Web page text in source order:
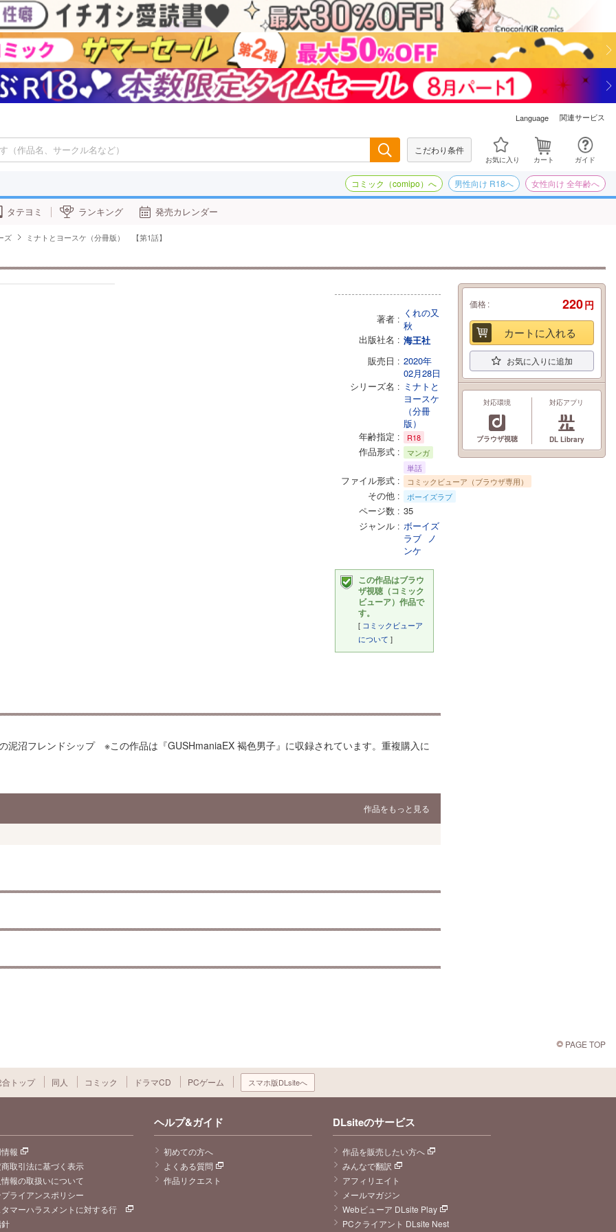
Language 関連サービス
こだわり条件
お気に入り カート ガイド
コミック（comipo）へ 男性向け R18へ 女性向け 全年齢へ
タテヨミ ランキング 発売カレンダー
ズ ミナトとヨースケ（分冊版） 【第1話】
著者
くれの又
秋
出版社名
海王社
販売日
2020年
02月28日
シリーズ名
ミナトと
ヨースケ
（分冊
版）
年齢指定
R18
作品形式
マンガ
単話
ファイル形式 コミックビューア（ブラウザ専用）
その他 ボーイズラブ
ページ数
35
ジャンル
ボーイズ
ラブ ノ
ンケ
この作品はブラウ
ザ視聴（コミック
ビューア）作品で
す。
[ コミックビューア
について ]
沼フレンドシップ ※この作品は『GUSHmaniaEX 褐色男子』に収録されています。重複購入に
作品をもっと見る
価格 220円
カートに入れる
お気に入りに追加
対応環境
ブラウザ視聴
対応アプリ
DL Library
PAGE TOP
トップ 同人 コミック ドラマCD PCゲーム スマホ版DLsiteへ
報
取引法に基づく表示
報の取扱いについて
ライアンスポリシー
マーハラスメントに対する行
ヘルプ&ガイド
初めての方へ
よくある質問
作品リクエスト
DLsiteのサービス
作品を販売したい方へ
みんなで翻訳
アフィリエイト
メールマガジン
Webビューア DLsite Play
PCクライアント DLsite Nest